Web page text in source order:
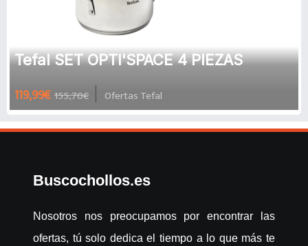
Tefal SET OPTI'SPACE 4 PIEZAS
119,99€ 155,70€ Ofertas Tefal
Buscochollos.es
Nosotros nos preocupamos por encontrar las
ofertas, tú solo dedica el tiempo a lo que más te